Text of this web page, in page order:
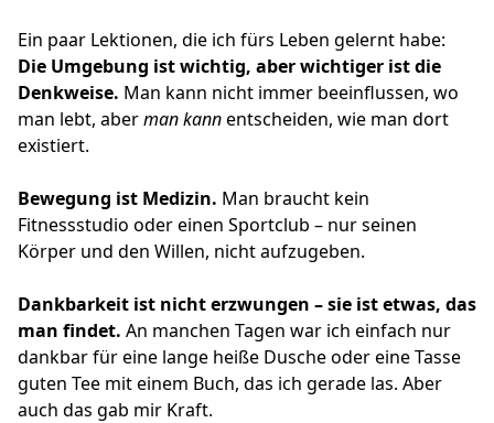
Ein paar Lektionen, die ich fürs Leben gelernt habe:
Die Umgebung ist wichtig, aber wichtiger ist die
Denkweise. Man kann nicht immer beeinflussen, wo
man lebt, aberman kannentscheiden, wie man dort
existiert.
Bewegung ist Medizin. Man braucht kein
Fitnessstudio oder einen Sportclub – nur seinen
Körper und den Willen, nicht aufzugeben.
Dankbarkeit ist nicht erzwungen – sie ist etwas, das
man findet. An manchen Tagen war ich einfach nur
dankbar für eine lange heiße Dusche oder eine Tasse
guten Tee mit einem Buch, das ich gerade las. Aber
auch das gab mir Kraft.